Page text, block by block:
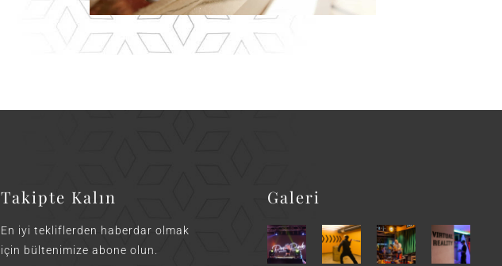
Takipte Kalın
En iyi tekliflerden haberdar olmak
için bültenimize abone olun.
Galeri